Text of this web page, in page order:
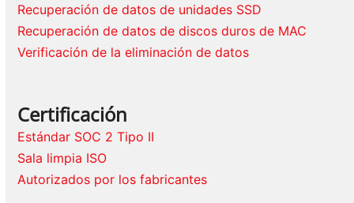
Recuperación de datos de unidades SSD
Recuperación de datos de discos duros de MAC
Verificación de la eliminación de datos
Certificación
Estándar SOC 2 Tipo II
Sala limpia ISO
Autorizados por los fabricantes